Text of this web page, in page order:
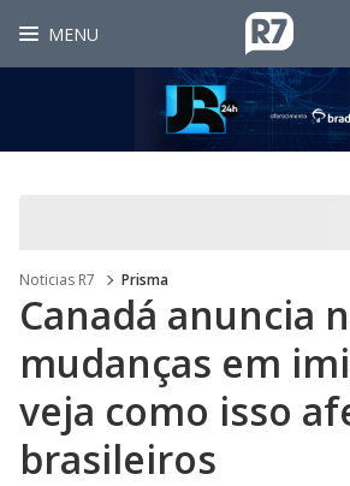
MENU
Noticias R7 Prisma
Canadá anuncia
mudanças em
veja como isso
brasileiros